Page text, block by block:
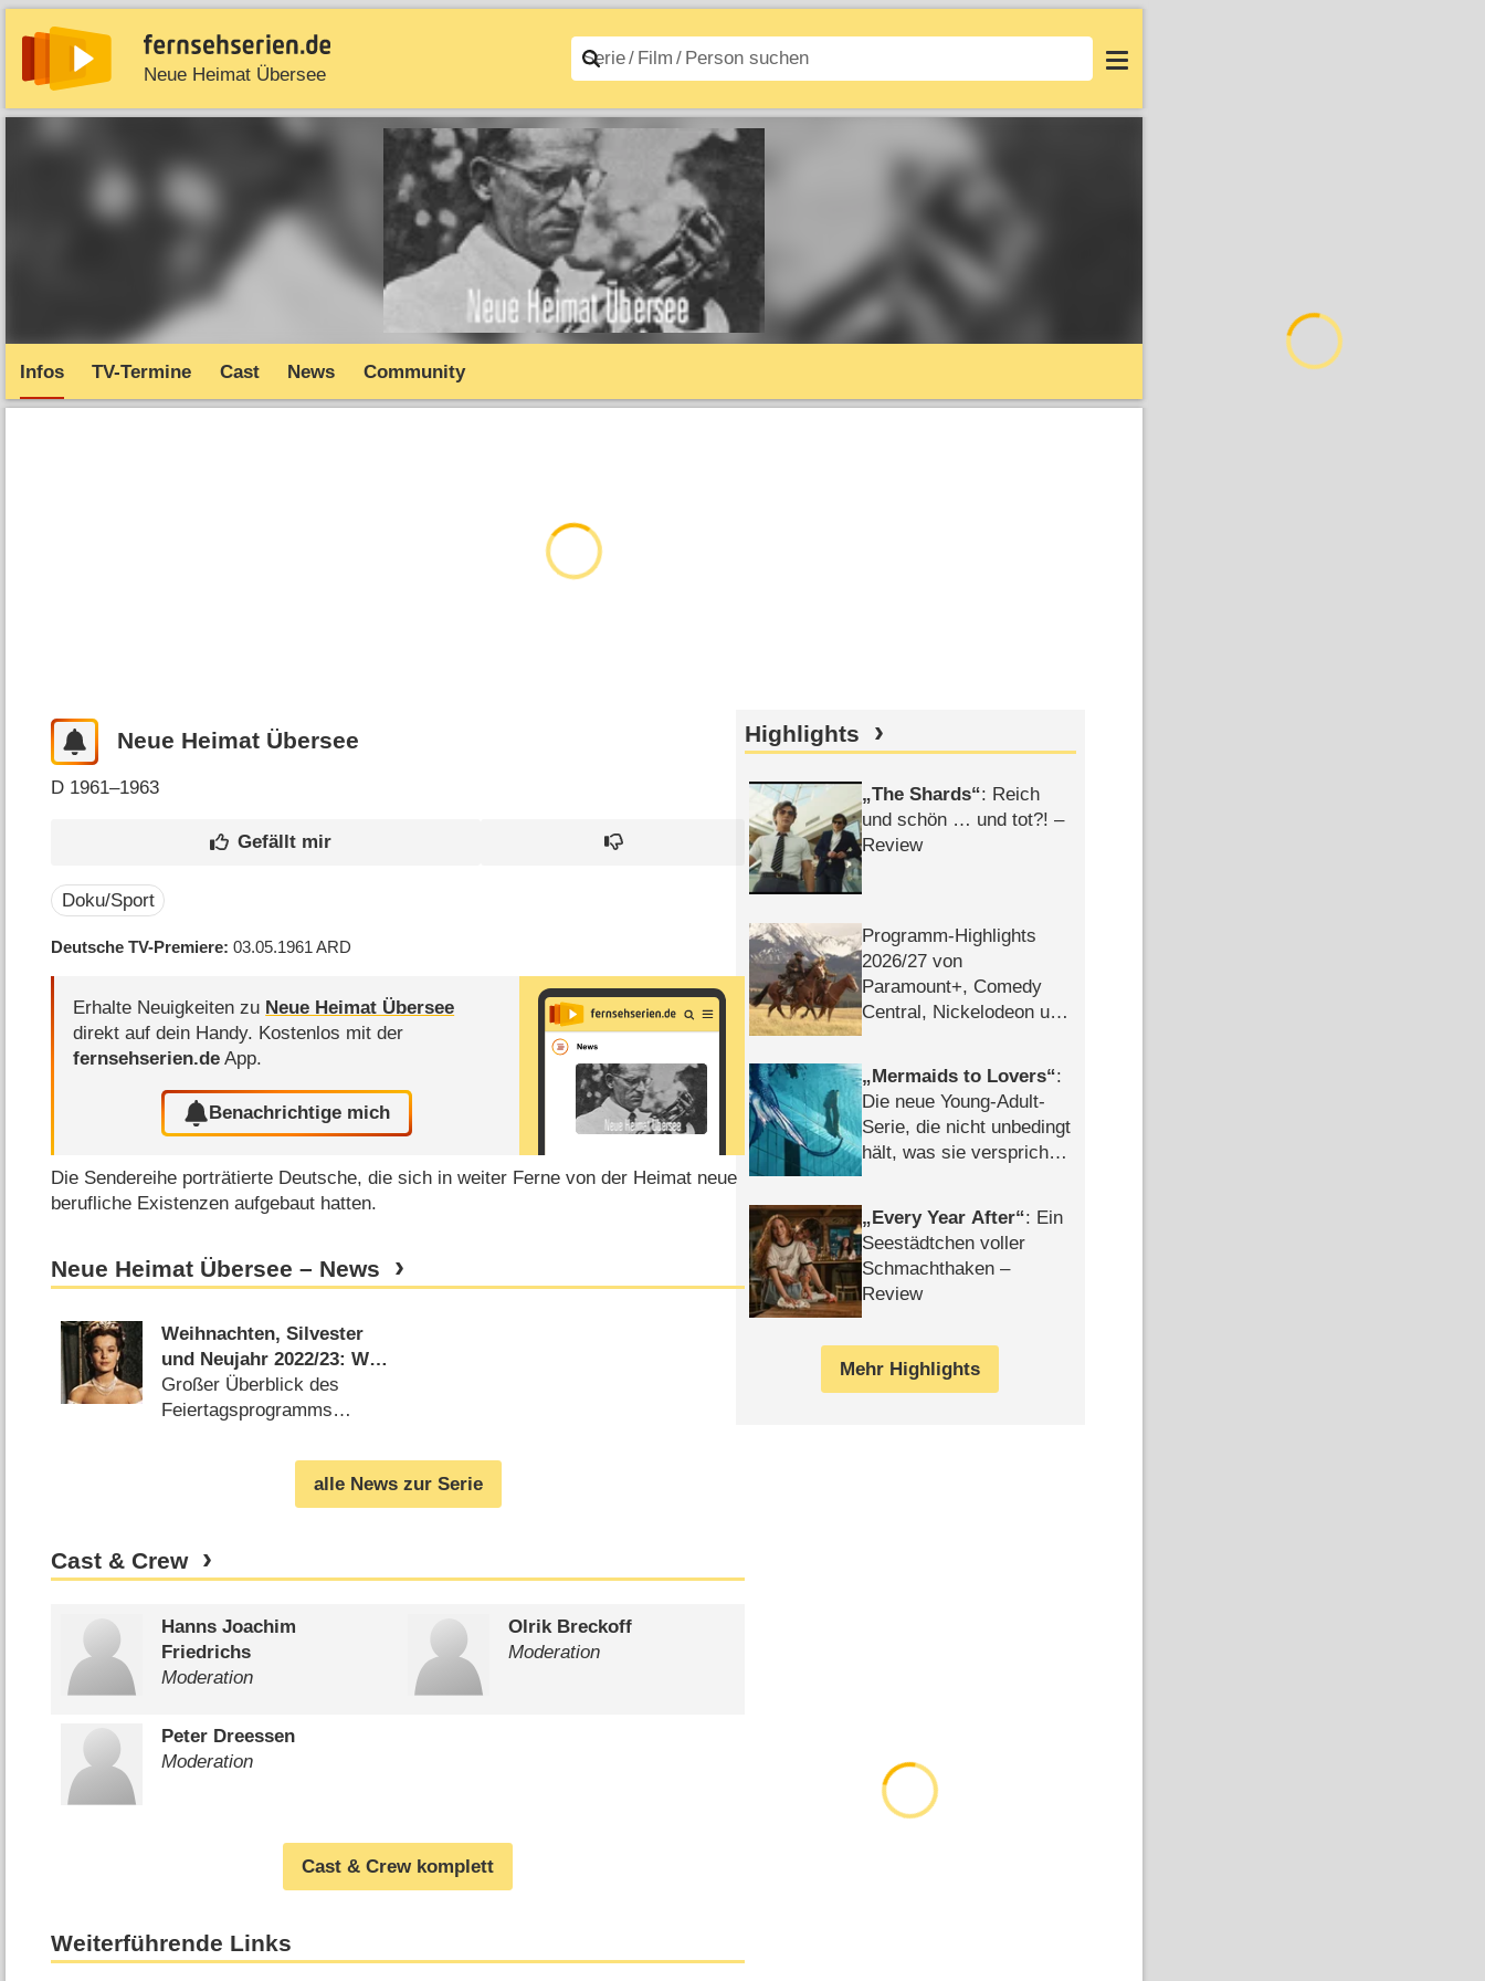
Neue Heimat Übersee
News Entdecken Streaming Filme A–Z Login
Infos TV-Termine Cast News Community
Neue Heimat Übersee
D 1961–1963
Doku/Sport
Deutsche TV-Premiere 03.05.1961ARD
Erhalte Neuigkeiten zu Neue Heimat Übersee
direkt auf dein Handy. Kostenlos mit der
fernsehserien.de App.
Benachrichtige mich
Die Sendereihe porträtierte Deutsche, die sich in weiter Ferne von der Heimat neue
berufliche Existenzen aufgebaut hatten.
Neue Heimat Übersee – News
Weihnachten, Silvester
und Neujahr 2022/​23: Was
zeigen Das Erste und die
ARD-Dritten?
Großer Überblick des
Feiertagsprogramms
alle News zur Serie
Cast & Crew
Hanns Joachim
Friedrichs
Moderation
Olrik Breckoff
Moderation
Peter Dreessen
Moderation
Cast & Crew komplett
Weiterführende Links
Highlights
The Shards : Reich
und schön … und tot?! –
Review
Programm-Highlights
2026/​27 von
Paramount+, Comedy
Central, Nickelodeon und
Mermaids to Lovers :
Die neue Young-Adult-
Serie, die nicht unbedingt
hält, was sie verspricht –
Every Year After : Ein
Seestädtchen voller
Schmachthaken –
Review
Mehr Highlights